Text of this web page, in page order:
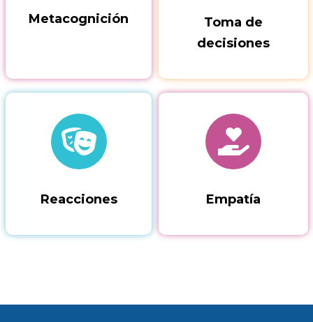
Metacognición
Toma de
decisiones
Reacciones Empatía